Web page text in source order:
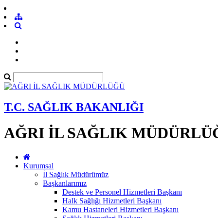
T.C. SAĞLIK BAKANLIĞI
AĞRI İL SAĞLIK
Kurumsal
İl Sağlık Müdürümüz
Başkanlarımız
Destek ve Personel Hizmetleri Başkanı
Halk Sağlığı Hizmetleri Başkanı
Kamu Hastaneleri Hizmetleri Başkanı